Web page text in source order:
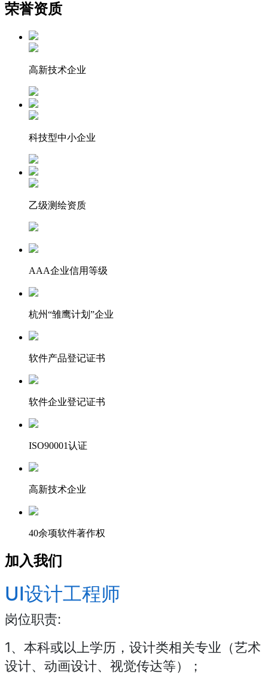
荣誉资质
高新技术企业
科技型中小企业
乙级测绘资质
AAA企业信用等级
杭州“雏鹰计划”企业
软件产品登记证书
软件企业登记证书
ISO90001认证
高新技术企业
40余项软件著作权
加入我们
UI设计工程师
岗位职责:
1、本科或以上学历，设计类相关专业（艺术
设计、动画设计、视觉传达等）；